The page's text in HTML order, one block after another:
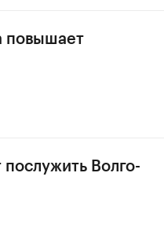
повышает
Волго-